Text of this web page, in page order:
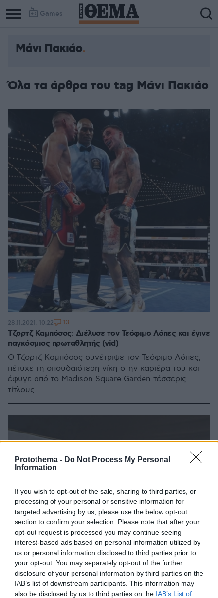
Protothema - Do Not Process My Personal
Information
If you wish to opt-out of the sale, sharing to third parties, or
processing of your personal or sensitive information for
targeted advertising by us, please use the below opt-out
section to confirm your selection. Please note that after your
opt-out request is processed you may continue seeing
interest-based ads based on personal information utilized by
us or personal information disclosed to third parties prior to
your opt-out. You may separately opt-out of the further
disclosure of your personal information by third parties on the
IAB’s list of downstream participants. This information may
also be disclosed by us to third parties on the IAB’s List of
Games
Μάνι Πακιάο
Όλα τα άρθρα του tag Μάνι Πακιάο
Τζορτζ Καμπόσος: Διέλυσε τον Τεόφιμο Λόπες και έγινε
παγκόσμιος πρωταθλητής (vid)
Ο Τζορτζ Καμπόσος συνέτριψε τον Τεόφιμο Λόπες,
πέτυχε τη σπουδαιότερη νίκη στην καριέρα του και
έφυγε από το Madison Square Garden τέσσερις
τίτλους
28.11.2021, 10:22 13